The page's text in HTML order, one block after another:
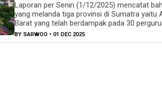
Laporan per Senin (1/12/2025) mencatat
yang melanda tiga provinsi di Sumatra yaitu
Barat yang telah berdampak pada 30
BY SARWOO • 01 DEC 2025